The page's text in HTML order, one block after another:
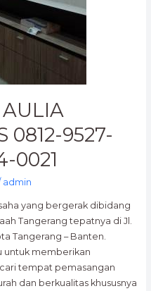
AULIA
0812-9527-
0021
admin
yang bergerak dibidang
Tangerang tepatnya di Jl.
Tangerang – Banten.
untuk memberikan
tempat pemasangan
dan berkualitas khususnya